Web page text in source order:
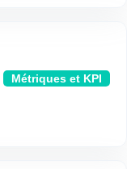
Métriques et KPI